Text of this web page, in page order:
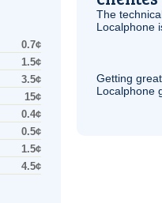
0.7¢
1.5¢
3.5¢
15¢
0.4¢
0.5¢
1.5¢
4.5¢
The
Localphone
Getting
Localphone